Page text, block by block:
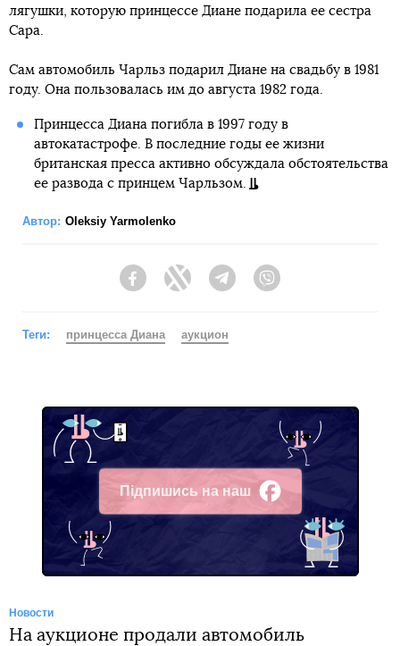
лягушки, которую принцессе Диане подарила ее сестра
Сара.
Сам автомобиль Чарльз подарил Диане на свадьбу в 1981
году. Она пользовалась им до августа 1982 года.
Принцесса Диана погибла в 1997 году в
автокатастрофе. В последние годы ее жизни
британская пресса активно обсуждала обстоятельства
ее развода с принцем Чарльзом.
Автор: Oleksiy Yarmolenko
FacebookTwitter Telegram
Теги: принцесса Диана аукцион
Підпишись на наш
Facebook
Новости
На аукционе продали автомобиль